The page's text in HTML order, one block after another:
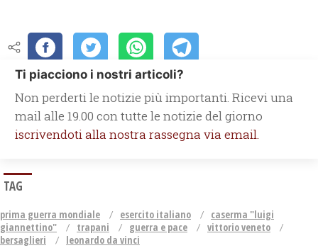
Ti piacciono i nostri articoli?
Non perderti le notizie più importanti. Ricevi una
mail alle 19.00 con tutte le notizie del giorno
iscrivendoti alla nostra rassegna via email.
TAG
prima guerra mondiale esercito italiano
caserma "luigi
giannettino"
trapani guerra e pace
vittorio veneto
bersaglieri
leonardo da vinci